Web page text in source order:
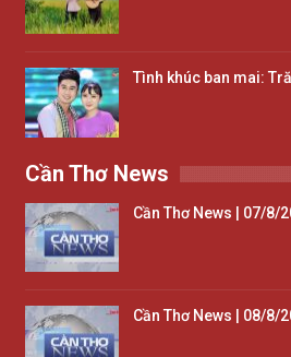
Tình khúc ban mai:
Cần Thơ News
Cần Thơ News | 07/8/
Cần Thơ News | 08/8/